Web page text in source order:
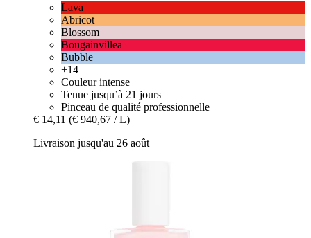
Lava
Abricot
Blossom
Bougainvillea
Bubble
+14
Couleur intense
Tenue jusqu’à 21 jours
Pinceau de qualité professionnelle
€ 14,11 (€ 940,67 / L)
Livraison jusqu'au 26 août